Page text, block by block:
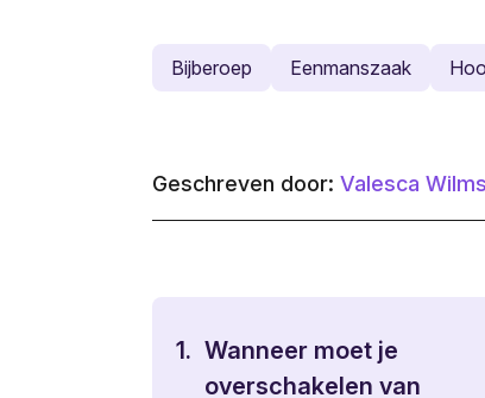
Bijberoep Eenmanszaak
Geschreven door: Valesca Wilms
1. Wanneer moet je
overschakelen van